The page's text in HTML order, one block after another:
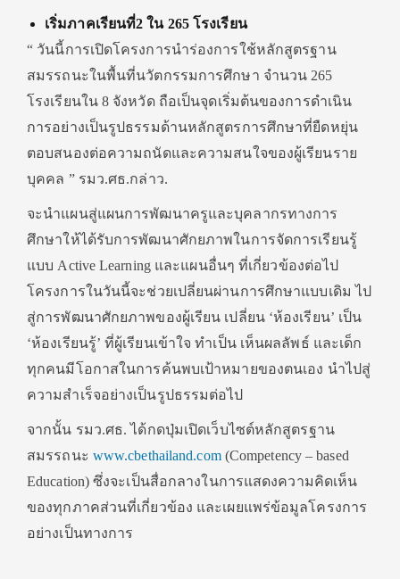
เริ่มภาคเรียนที่2 ใน 265 โรงเรียน
“ วันนี้การเปิดโครงการนำร่องการใช้หลักสูตรฐาน
สมรรถนะในพื้นที่นวัตกรรมการศึกษา จำนวน 265
โรงเรียนใน 8 จังหวัด ถือเป็นจุดเริ่มต้นของการดำเนิน
การอย่างเป็นรูปธรรมด้านหลักสูตรการศึกษาที่ยืดหยุ่น
ตอบสนองต่อความถนัดและความสนใจของผู้เรียนราย
บุคคล ” รมว.ศธ.กล่าว.
จะนำแผนสู่แผนการพัฒนาครูและบุคลากรทางการ
ศึกษาให้ได้รับการพัฒนาศักยภาพในการจัดการเรียนรู้
แบบ Active Learning และแผนอื่นๆ ที่เกี่ยวข้องต่อไป
โครงการในวันนี้จะช่วยเปลี่ยนผ่านการศึกษาแบบเดิม ไป
สู่การพัฒนาศักยภาพของผู้เรียน เปลี่ยน ‘ห้องเรียน’ เป็น
‘ห้องเรียนรู้’ ที่ผู้เรียนเข้าใจ ทำเป็น เห็นผลลัพธ์ และเด็ก
ทุกคนมีโอกาสในการค้นพบเป้าหมายของตนเอง นำไปสู่
ความสำเร็จอย่างเป็นรูปธรรมต่อไป
จากนั้น รมว.ศธ. ได้กดปุ่มเปิดเว็บไซต์หลักสูตรฐาน
สมรรถนะ www.cbethailand.com(Competency – based
Education) ซึ่งจะเป็นสื่อกลางในการแสดงความคิดเห็น
ของทุกภาคส่วนที่เกี่ยวข้อง และเผยแพร่ข้อมูลโครงการ
อย่างเป็นทางการ